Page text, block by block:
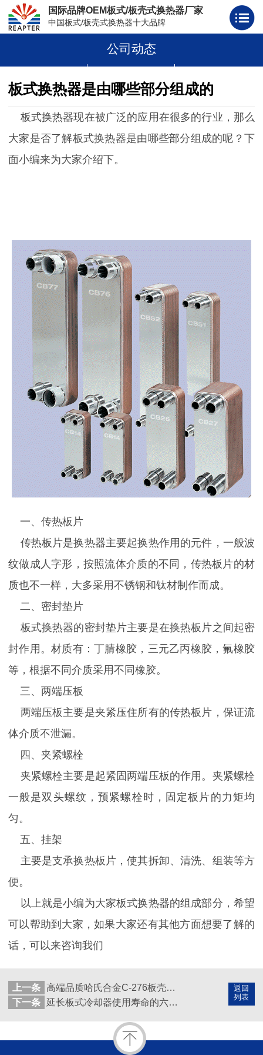
国际品牌OEM板式/板壳式换热器厂家
中国板式/板壳式换热器十大品牌
板壳式换热器
公司动态
板式换热器是由哪些部分组成的
板式换热器现在被广泛的应用在很多的行业，那么
大家是否了解板式换热器是由哪些部分组成的呢？下
面小编来为大家介绍下。
一、传热板片
传热板片是换热器主要起换热作用的元件，一般波
纹做成人字形，按照流体介质的不同，传热板片的材
质也不一样，大多采用不锈钢和钛材制作而成。
二、密封垫片
板式换热器的密封垫片主要是在换热板片之间起密
封作用。材质有：丁腈橡胶，三元乙丙橡胶，氟橡胶
等，根据不同介质采用不同橡胶。
三、两端压板
两端压板主要是夹紧压住所有的传热板片，保证流
体介质不泄漏。
四、夹紧螺栓
夹紧螺栓主要是起紧固两端压板的作用。夹紧螺栓
一般是双头螺纹，预紧螺栓时，固定板片的力矩均
匀。
五、挂架
主要是支承换热板片，使其拆卸、清洗、组装等方
便。
以上就是小编为大家板式换热器的组成部分，希望
可以帮助到大家，如果大家还有其他方面想要了解的
话，可以来咨询我们
返回
列表
上一条
高端品质哈氏合金C-276板壳式换热器定制生产
下一条
延长板式冷却器使用寿命的六大方法